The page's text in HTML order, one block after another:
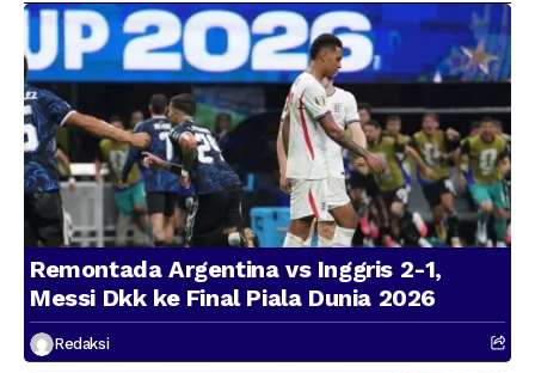
Remontada Argentina vs Inggris 2-1,
Messi Dkk ke Final Piala Dunia 2026
Redaksi